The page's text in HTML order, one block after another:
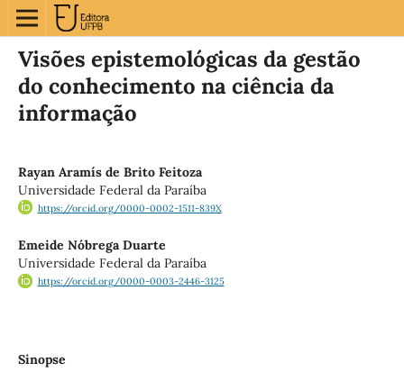
Visões epistemológicas da gestão
do conhecimento na ciência da
informação
Rayan Aramís de Brito Feitoza
Universidade Federal da Paraíba
https://orcid.org/0000-0002-1511-839X
Emeide Nóbrega Duarte
Universidade Federal da Paraíba
https://orcid.org/0000-0003-2446-3125
Sinopse